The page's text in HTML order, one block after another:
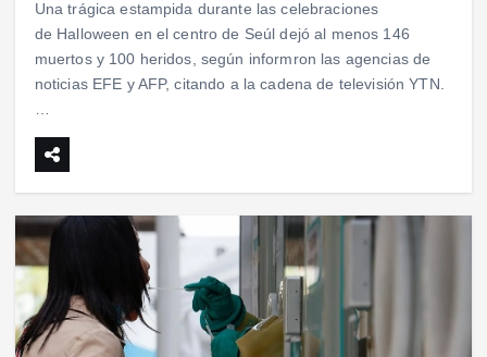
Una trágica estampida durante las celebraciones
de Halloween en el centro de Seúl dejó al menos 146
muertos y 100 heridos, según informron las agencias de
noticias EFE y AFP, citando a la cadena de televisión YTN.